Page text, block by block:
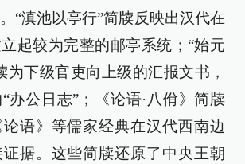
“滇池以亭行”简牍反映出汉代在
起较为完整的邮亭系统；“始元
为下级官吏向上级的汇报文书，
办公日志”；《论语·八佾》简牍
语》等儒家经典在汉代西南边
据。这些简牍还原了中央王朝